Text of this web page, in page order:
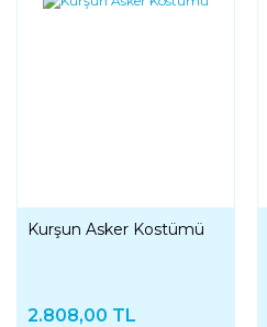
Kurşun Asker Kostümü
2.808,00 TL